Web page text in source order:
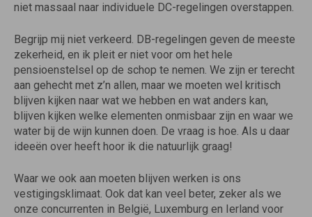
niet massaal naar individuele DC-regelingen overstappen.
Begrijp mij niet verkeerd. DB-regelingen geven de meeste
zekerheid, en ik pleit er niet voor om het hele
pensioenstelsel op de schop te nemen. We zijn er terecht
aan gehecht met z’n allen, maar we moeten wel kritisch
blijven kijken naar wat we hebben en wat anders kan,
blijven kijken welke elementen onmisbaar zijn en waar we
water bij de wijn kunnen doen. De vraag is hoe. Als u daar
ideeën over heeft hoor ik die natuurlijk graag!
Waar we ook aan moeten blijven werken is ons
vestigingsklimaat. Ook dat kan veel beter, zeker als we
onze concurrenten in België, Luxemburg en Ierland voor